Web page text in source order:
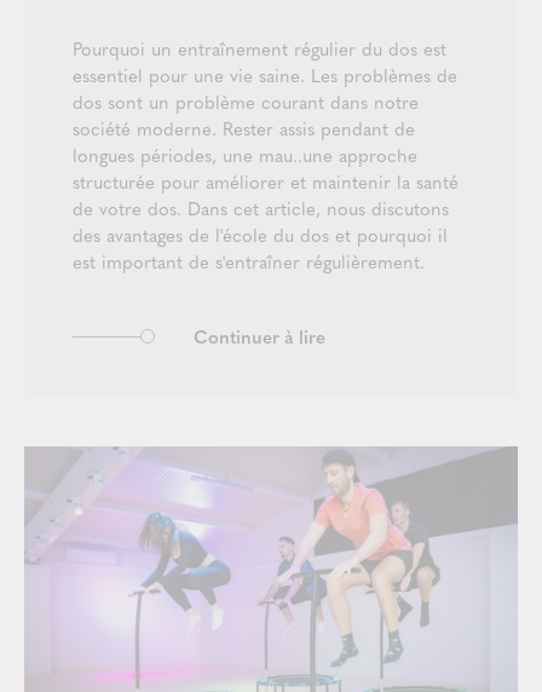
Pourquoi un entraînement régulier du dos est
essentiel pour une vie saine. Les problèmes de
dos sont un problème courant dans notre
société moderne. Rester assis pendant de
longues périodes, une mau..une approche
structurée pour améliorer et maintenir la santé
de votre dos. Dans cet article, nous discutons
des avantages de l'école du dos et pourquoi il
est important de s'entraîner régulièrement.
Continuer à lire